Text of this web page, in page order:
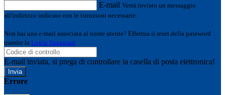
E-mail Verrà inviato un messaggio
all'indirizzo indicato con le istruzioni necessarie.
Non hai una e-mail associata al nome utente? Effettua il reset della password
tramite la Login Spaggiari
E-mail inviata, si prega di controllare la casella di posta elettronica!
Errore